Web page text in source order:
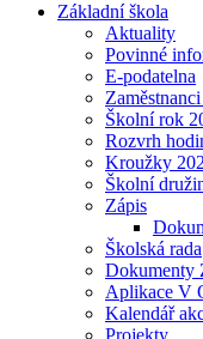
Základní škola
Aktuality
Povinné
E-podatelna
Školní rok
Rozvrh
Kroužky
Školní
Zápis
Školská rada
Dokumenty
Aplikace V
Kalendář
Projekty